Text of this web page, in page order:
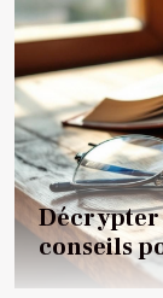
Décrypter
conseils